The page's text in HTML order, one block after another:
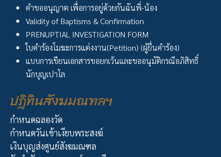
คำขออนุญาต เพื่อการอยู่ด้วยกันฉันพี่-น้อง
Validity of Baptisms & Confirmation
PRENUPTIAL INVESTIGATION FORM
ใบคำร้องโมฆะการแต่งงาน(Petition) (ผู้ยื่นคำร้อง)
แบบการเขียนเอกสารขอยกเว้นและขออนุมัติกรณีอภิสิทธิ์
นักบุญเปาโล
ปฏิทินสังฆมณฑลฯ
กำหนดฉลองวัด
กำหนดวันเข้าเงียบพระสงฆ์
เงินบุญส่งศูนย์สังฆมณฑล